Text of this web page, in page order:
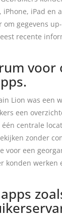
iPad en
gegevens
recente
voor
Lion was een
een
centrale
zonder
voor een
konden werken